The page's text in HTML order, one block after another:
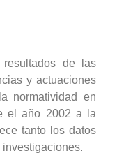
de las
y actuaciones
normatividad en
el año 2002 a la
tanto los datos